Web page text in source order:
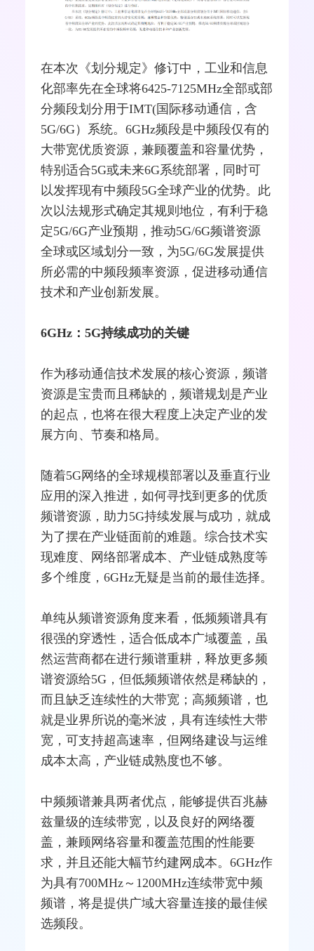
在本次《划分规定》修订中，工业和信息
化部率先在全球将6425-7125MHz全部或部
分频段划分用于IMT(国际移动通信 ，含
5G/6G）系统。6GHz频段是中频段仅有的
大带宽优质资源，兼顾覆盖和容量优势，
特别适合5G或未来6G系统部署，同时可
以发挥现有中频段5G全球产业的优势。此
次以法规形式确定其规则地位，有利于稳
定5G/6G产业预期，推动5G/6G频谱资源
全球或区域划分一致，为5G/6G发展提供
所必需的中频段频率资源，促进移动通信
技术和产业创新发展。
6GHz：5G持续成功的关键
作为移动通信技术发展的核心资源，频谱
资源是宝贵而且稀缺的，频谱规划是产业
的起点，也将在很大程度上决定产业的发
展方向、节奏和格局。
随着5G网络的全球规模部署以及垂直行业
应用的深入推进，如何寻找到更多的优质
频谱资源，助力5G持续发展与成功，就成
为了摆在产业链面前的难题。综合技术实
现难度、网络部署成本、产业链成熟度等
多个维度，6GHz无疑是当前的最佳选择。
单纯从频谱资源角度来看，低频频谱具有
很强的穿透性，适合低成本广域覆盖，虽
然运营商都在进行频谱重耕，释放更多频
谱资源给5G，但低频频谱依然是稀缺的，
而且缺乏连续性的大带宽；高频频谱，也
就是业界所说的毫米波 ，具有连续性大带
宽，可支持超高速率，但网络建设与运维
成本太高，产业链成熟度也不够。
中频频谱兼具两者优点，能够提供百兆赫
兹量级的连续带宽，以及良好的网络覆
盖，兼顾网络容量和覆盖范围的性能要
求，并且还能大幅节约建网成本。6GHz作
为具有700MHz～1200MHz连续带宽中频
频谱，将是提供广域大容量连接的最佳候
选频段。